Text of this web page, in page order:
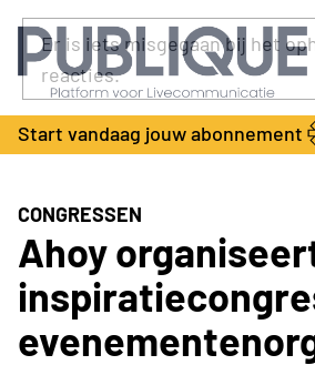
Industry Dashboard
Vacatures
Kalender
Producten
Bedrijvengids
Locatie Finder
Contact
Adverteren
Abonnementen
Start vandaag jouw abonnement
CONGRESSEN
Ahoy
Er is iets misgegaan bij het
reacties.